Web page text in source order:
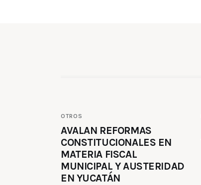
OTROS
AVALAN REFORMAS
CONSTITUCIONALES EN
MATERIA FISCAL
MUNICIPAL Y AUSTERIDAD
EN YUCATÁN